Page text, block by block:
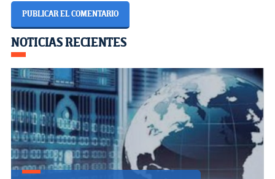
Navegación
de
entradas
NOTICIAS RECIENTES